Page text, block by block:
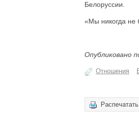
Белоруссии.
«Мы никогда не
Опубликовано
Отношения
Распечатать